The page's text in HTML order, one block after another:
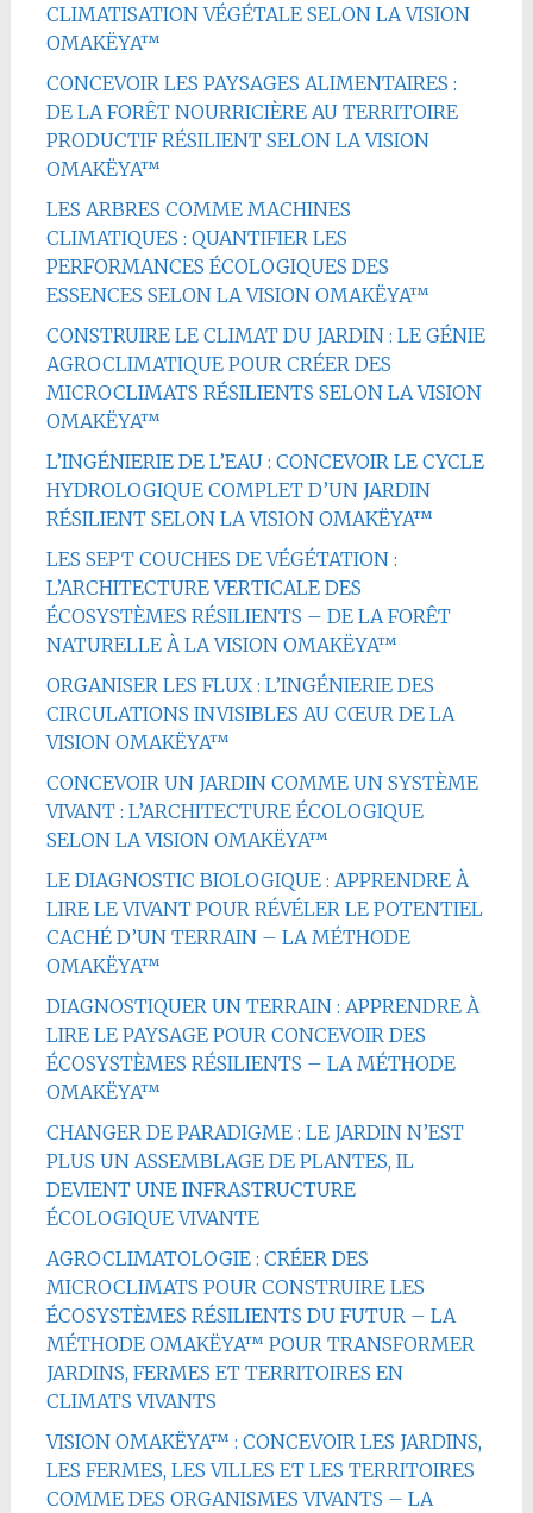
CLIMATISATION VÉGÉTALE SELON LA VISION
OMAKËYA™
CONCEVOIR LES PAYSAGES ALIMENTAIRES :
DE LA FORÊT NOURRICIÈRE AU TERRITOIRE
PRODUCTIF RÉSILIENT SELON LA VISION
OMAKËYA™
LES ARBRES COMME MACHINES
CLIMATIQUES : QUANTIFIER LES
PERFORMANCES ÉCOLOGIQUES DES
ESSENCES SELON LA VISION OMAKËYA™
CONSTRUIRE LE CLIMAT DU JARDIN : LE GÉNIE
AGROCLIMATIQUE POUR CRÉER DES
MICROCLIMATS RÉSILIENTS SELON LA VISION
OMAKËYA™
L’INGÉNIERIE DE L’EAU : CONCEVOIR LE CYCLE
HYDROLOGIQUE COMPLET D’UN JARDIN
RÉSILIENT SELON LA VISION OMAKËYA™
LES SEPT COUCHES DE VÉGÉTATION :
L’ARCHITECTURE VERTICALE DES
ÉCOSYSTÈMES RÉSILIENTS – DE LA FORÊT
NATURELLE À LA VISION OMAKËYA™
ORGANISER LES FLUX : L’INGÉNIERIE DES
CIRCULATIONS INVISIBLES AU CŒUR DE LA
VISION OMAKËYA™
CONCEVOIR UN JARDIN COMME UN SYSTÈME
VIVANT : L’ARCHITECTURE ÉCOLOGIQUE
SELON LA VISION OMAKËYA™
LE DIAGNOSTIC BIOLOGIQUE : APPRENDRE À
LIRE LE VIVANT POUR RÉVÉLER LE POTENTIEL
CACHÉ D’UN TERRAIN – LA MÉTHODE
OMAKËYA™
DIAGNOSTIQUER UN TERRAIN : APPRENDRE À
LIRE LE PAYSAGE POUR CONCEVOIR DES
ÉCOSYSTÈMES RÉSILIENTS – LA MÉTHODE
OMAKËYA™
CHANGER DE PARADIGME : LE JARDIN N’EST
PLUS UN ASSEMBLAGE DE PLANTES, IL
DEVIENT UNE INFRASTRUCTURE
ÉCOLOGIQUE VIVANTE
AGROCLIMATOLOGIE : CRÉER DES
MICROCLIMATS POUR CONSTRUIRE LES
ÉCOSYSTÈMES RÉSILIENTS DU FUTUR – LA
MÉTHODE OMAKËYA™ POUR TRANSFORMER
JARDINS, FERMES ET TERRITOIRES EN
CLIMATS VIVANTS
VISION OMAKËYA™ : CONCEVOIR LES JARDINS,
LES FERMES, LES VILLES ET LES TERRITOIRES
COMME DES ORGANISMES VIVANTS – LA